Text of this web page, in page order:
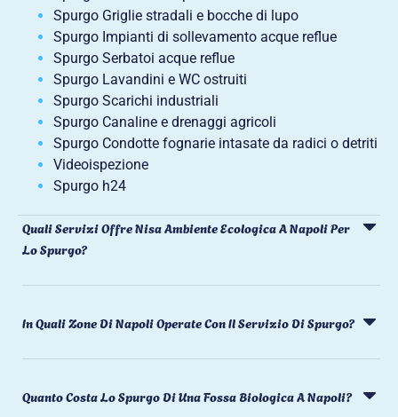
Spurgo Griglie stradali e bocche di lupo
Spurgo Impianti di sollevamento acque reflue
Spurgo Serbatoi acque reflue
Spurgo Lavandini e WC ostruiti
Spurgo Scarichi industriali
Spurgo Canaline e drenaggi agricoli
Spurgo Condotte fognarie intasate da radici o detriti
Videoispezione
Spurgo h24
Quali Servizi Offre Nisa Ambiente Ecologica A Napoli Per
Lo Spurgo?
In Quali Zone Di Napoli Operate Con Il Servizio Di Spurgo?
Quanto Costa Lo Spurgo Di Una Fossa Biologica A Napoli?